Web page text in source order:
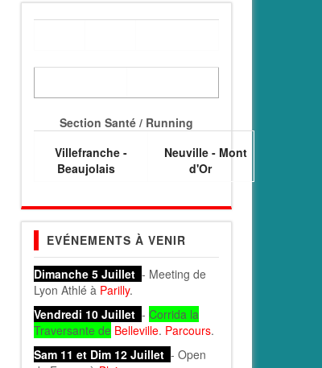
Section Santé / Running
Villefranche -
Beaujolais
Neuville - Mont
d'Or
EVÉNEMENTS À VENIR
Dimanche 5 Juillet - Meeting de
Lyon Athlé à Parilly.
Vendredi 10 Juillet - Corrida la
Traversante de Belleville. Parcours.
Sam 11 et Dim 12 Juillet - Open